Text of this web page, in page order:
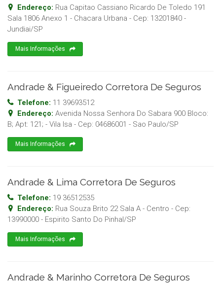
Endereço: Rua Capitao Cassiano Ricardo De Toledo 191
Sala 1806 Anexo 1 - Chacara Urbana - Cep: 13201840 -
Jundiai/SP
Mais Informações
Andrade & Figueiredo Corretora De Seguros
Telefone: 11 39693512
Endereço: Avenida Nossa Senhora Do Sabara 900 Bloco:
B; Apt: 121; - Vila Isa - Cep: 04686001 - Sao Paulo/SP
Mais Informações
Andrade & Lima Corretora De Seguros
Telefone: 19 36512535
Endereço: Rua Souza Brito 22 Sala A - Centro - Cep:
13990000 - Espirito Santo Do Pinhal/SP
Mais Informações
Andrade & Marinho Corretora De Seguros